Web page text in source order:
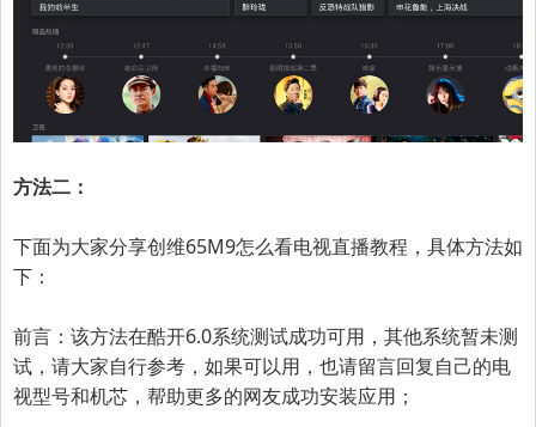
方法二：
下面为大家分享创维65M9怎么看电视直播教程，具体方法如
下：
前言：该方法在酷开6.0系统测试成功可用，其他系统暂未测
试，请大家自行参考，如果可以用，也请留言回复自己的电
视型号和机芯，帮助更多的网友成功安装应用；